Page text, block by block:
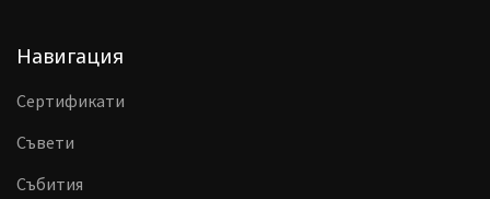
Навигация
Сертификати
Съвети
Събития